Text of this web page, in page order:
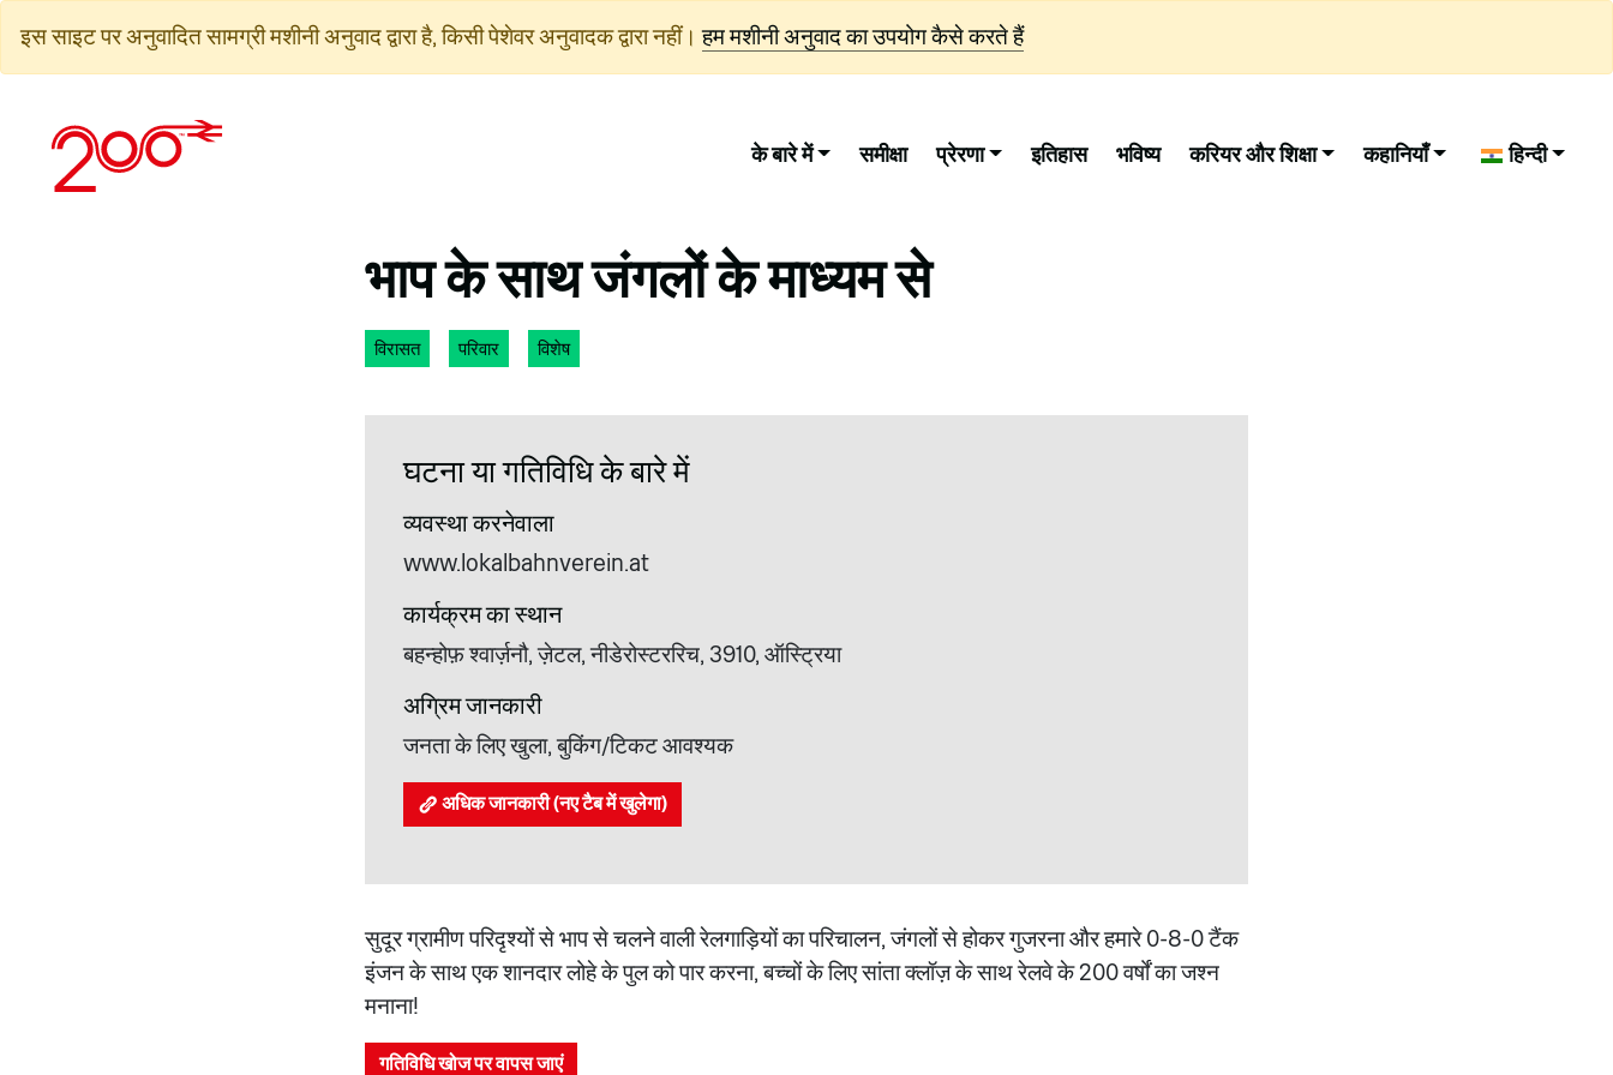
जाएं
इस साइट पर अनुवादित सामग्री मशीनी अनुवाद द्वारा है, किसी पेशेवर अनुवादक द्वारा नहीं। हम मशीनी अनुवाद का उपयोग कैसे करते हैं
के बारे में समीक्षा प्रेरणा इतिहास भविष्य करियर और शिक्षा कहानियाँ हिन्दी
भाप के साथ जंगलों के माध्यम से
विरासत परिवार विशेष
घटना या गतिविधि के बारे में
व्यवस्था करनेवाला
www.lokalbahnverein.at
कार्यक्रम का स्थान
बहन्होफ़ श्वार्ज़नौ, ज़ेटल, नीडेरोस्टररिच, 3910, ऑस्ट्रिया
अग्रिम जानकारी
जनता के लिए खुला, बुकिंग/टिकट आवश्यक
अधिक जानकारी (नए टैब में खुलेगा)
सुदूर ग्रामीण परिदृश्यों से भाप से चलने वाली रेलगाड़ियों का परिचालन, जंगलों से होकर गुजरना और हमारे 0-8-0 टैंक
इंजन के साथ एक शानदार लोहे के पुल को पार करना, बच्चों के लिए सांता क्लॉज़ के साथ रेलवे के 200 वर्षों का जश्न
मनाना!
गतिविधि खोज पर वापस जाएं